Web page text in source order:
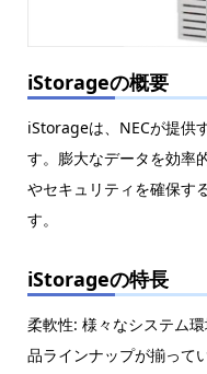
iStorageの概要
iStorageは、NECが提供
す。膨大なデータを効率
やセキュリティを確保す
す。
iStorageの特長
柔軟性: 様々なシステム
品ラインナップが揃って